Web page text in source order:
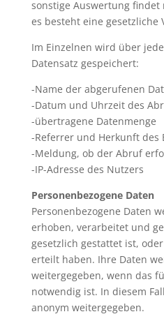
sonstige Auswertung
es besteht eine gesetzliche
Im Einzelnen wird über
Datensatz gespeichert:
-Name der abgerufenen
-Datum und Uhrzeit des
-übertragene Datenmenge
-Referrer und Herkunft des
-Meldung, ob der Abruf
-IP-Adresse des Nutzers
Personenbezogene Daten
Personenbezogene Daten
erhoben, verarbeitet und
gesetzlich gestattet ist,
erteilt haben. Ihre Daten
weitergegeben, wenn das
notwendig ist. In diesem
anonym weitergegeben.